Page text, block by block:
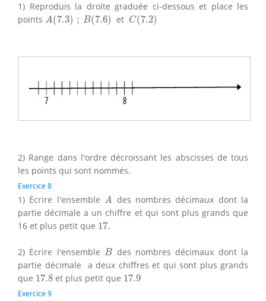
1) Reproduis la droite graduée ci-dessous et place les
points A(7.3) ; B(7.6)
A (7.3) B (7.6 ) et C(7.2)
C(7.2)
2) Range dans l'ordre décroissant les abscisses de tous
les points qui sont nommés.
Exercice 8
1) Écrire l'ensembleA
A des nombres décimaux dont la
partie décimale a un chiffre et qui sont plus grands que
16 et plus petit que 17.
17.
2) Écrire l'ensembleB
B des nombres décimaux dont la
partie décimale a deux chiffres et qui sont plus grands
que 17.8
17.8et plus petit que 17.9
17.9
Exercice 9